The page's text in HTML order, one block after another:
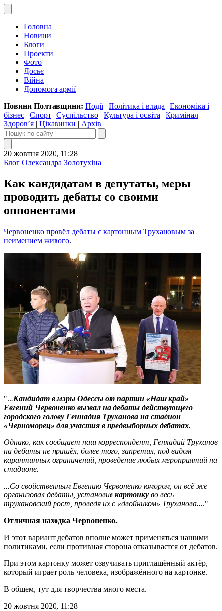
Головна
Новини
Блоги
Проекти
Фото
Досьє
Війна
Допомога армії
Новини Полтавщини: Події| Політика і влада | Економіка і
бізнес | Спорт | Суспільство | Культура і освіта | Кримінал |
Здоров’я | Цікавинки | Архів
20 жовтня 2020, 11:28
Блог Олександра Золотухіна
Как кандидатам в депутаты, меры
проводить дебаты со своими
оппонентами
Червоненко провёл дебаты с картонным Трухановым за
неимением живого.
"...Кандидат в мэры Одессы от партии «Наш край»
Евгений Червоненко вызвал на дебаты действующего
городского голову Геннадия Труханова на стадион
«Черноморец» для участия в предвыборных дебатах.
Однако, как сообщает наш корреспондент, Геннадий Труханов
на дебаты не пришёл, более того, запретил, под видом
карантинных ограничений, проведение любых мероприятий на
стадионе.
...Со свойственным Евгению Червоненко юмором, он всё же
организовал дебаты, установив картонку во весь
трухановский рост, проведя их с «двойником» Труханова...."
Отличная находка Червоненко.
И этот вариант дебатов вполне может применяться нашими
политиками, если противная сторона отказывается от дебатов.
При этом картонку может озвучивать приглашённый актёр,
который играет роль человека, изображённого на картонке.
В общем, тут для творчества много места.
20 жовтня 2020, 11:28